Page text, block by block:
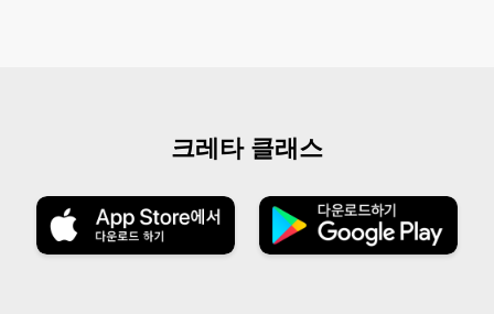
크레타 클래스